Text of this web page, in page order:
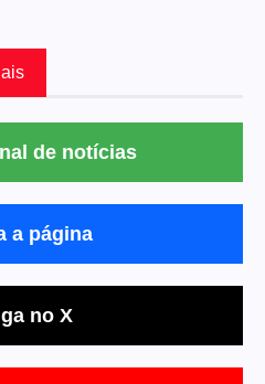
de notícias
a página
no X